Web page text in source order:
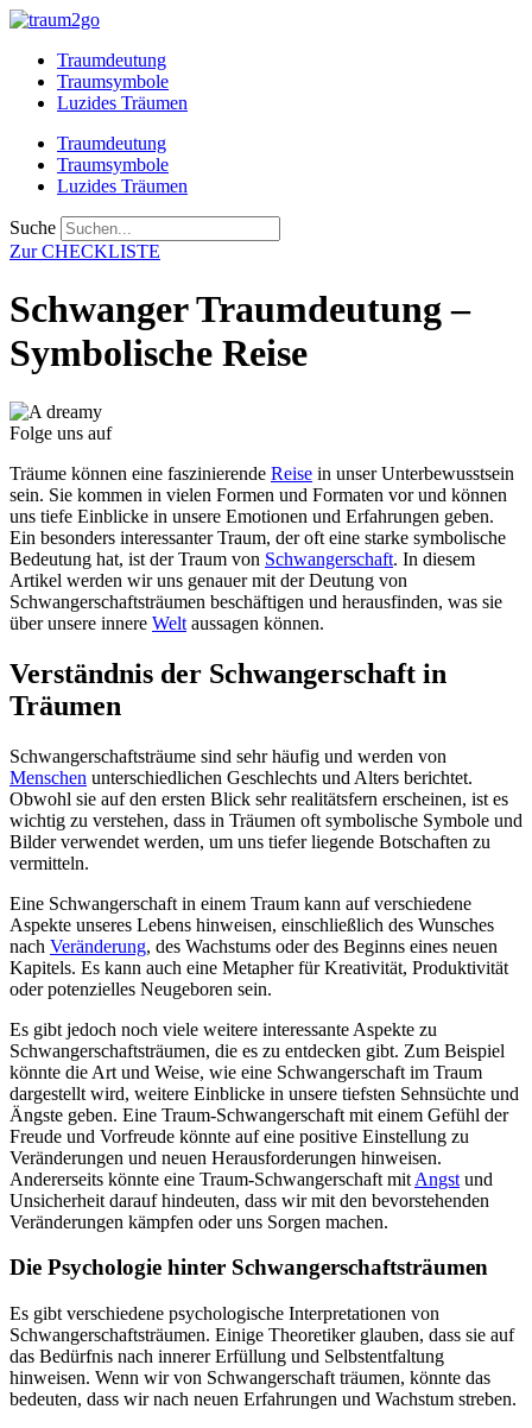
Zum
springenTraumdeutung
Traumsymbole
Luzides Träumen
Traumdeutung
Traumsymbole
Luzides Träumen
Suche
Zur CHECKLISTE
Schwanger Traumdeutung –
Symbolische Reise
Folge uns auf
Träume können eine faszinierende Reise in unser Unterbewusstsein
sein. Sie kommen in vielen Formen und Formaten vor und können
uns tiefe Einblicke in unsere Emotionen und Erfahrungen geben.
Ein besonders interessanter Traum, der oft eine starke symbolische
Bedeutung hat, ist der Traum von Schwangerschaft. In diesem
Artikel werden wir uns genauer mit der Deutung von
Schwangerschaftsträumen beschäftigen und herausfinden, was sie
über unsere innere Welt aussagen können.
Verständnis der Schwangerschaft in
Träumen
Schwangerschaftsträume sind sehr häufig und werden von
Menschen unterschiedlichen Geschlechts und Alters berichtet.
Obwohl sie auf den ersten Blick sehr realitätsfern erscheinen, ist es
wichtig zu verstehen, dass in Träumen oft symbolische Symbole und
Bilder verwendet werden, um uns tiefer liegende Botschaften zu
vermitteln.
Eine Schwangerschaft in einem Traum kann auf verschiedene
Aspekte unseres Lebens hinweisen, einschließlich des Wunsches
nach Veränderung, des Wachstums oder des Beginns eines neuen
Kapitels. Es kann auch eine Metapher für Kreativität, Produktivität
oder potenzielles Neugeboren sein.
Es gibt jedoch noch viele weitere interessante Aspekte zu
Schwangerschaftsträumen, die es zu entdecken gibt. Zum Beispiel
könnte die Art und Weise, wie eine Schwangerschaft im Traum
dargestellt wird, weitere Einblicke in unsere tiefsten Sehnsüchte und
Ängste geben. Eine Traum-Schwangerschaft mit einem Gefühl der
Freude und Vorfreude könnte auf eine positive Einstellung zu
Veränderungen und neuen Herausforderungen hinweisen.
Andererseits könnte eine Traum-Schwangerschaft mit Angst und
Unsicherheit darauf hindeuten, dass wir mit den bevorstehenden
Veränderungen kämpfen oder uns Sorgen machen.
Die Psychologie hinter Schwangerschaftsträumen
Es gibt verschiedene psychologische Interpretationen von
Schwangerschaftsträumen. Einige Theoretiker glauben, dass sie auf
das Bedürfnis nach innerer Erfüllung und Selbstentfaltung
hinweisen. Wenn wir von Schwangerschaft träumen, könnte das
bedeuten, dass wir nach neuen Erfahrungen und Wachstum streben.